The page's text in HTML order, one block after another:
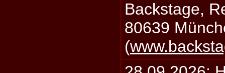
Backstage,
80639
(